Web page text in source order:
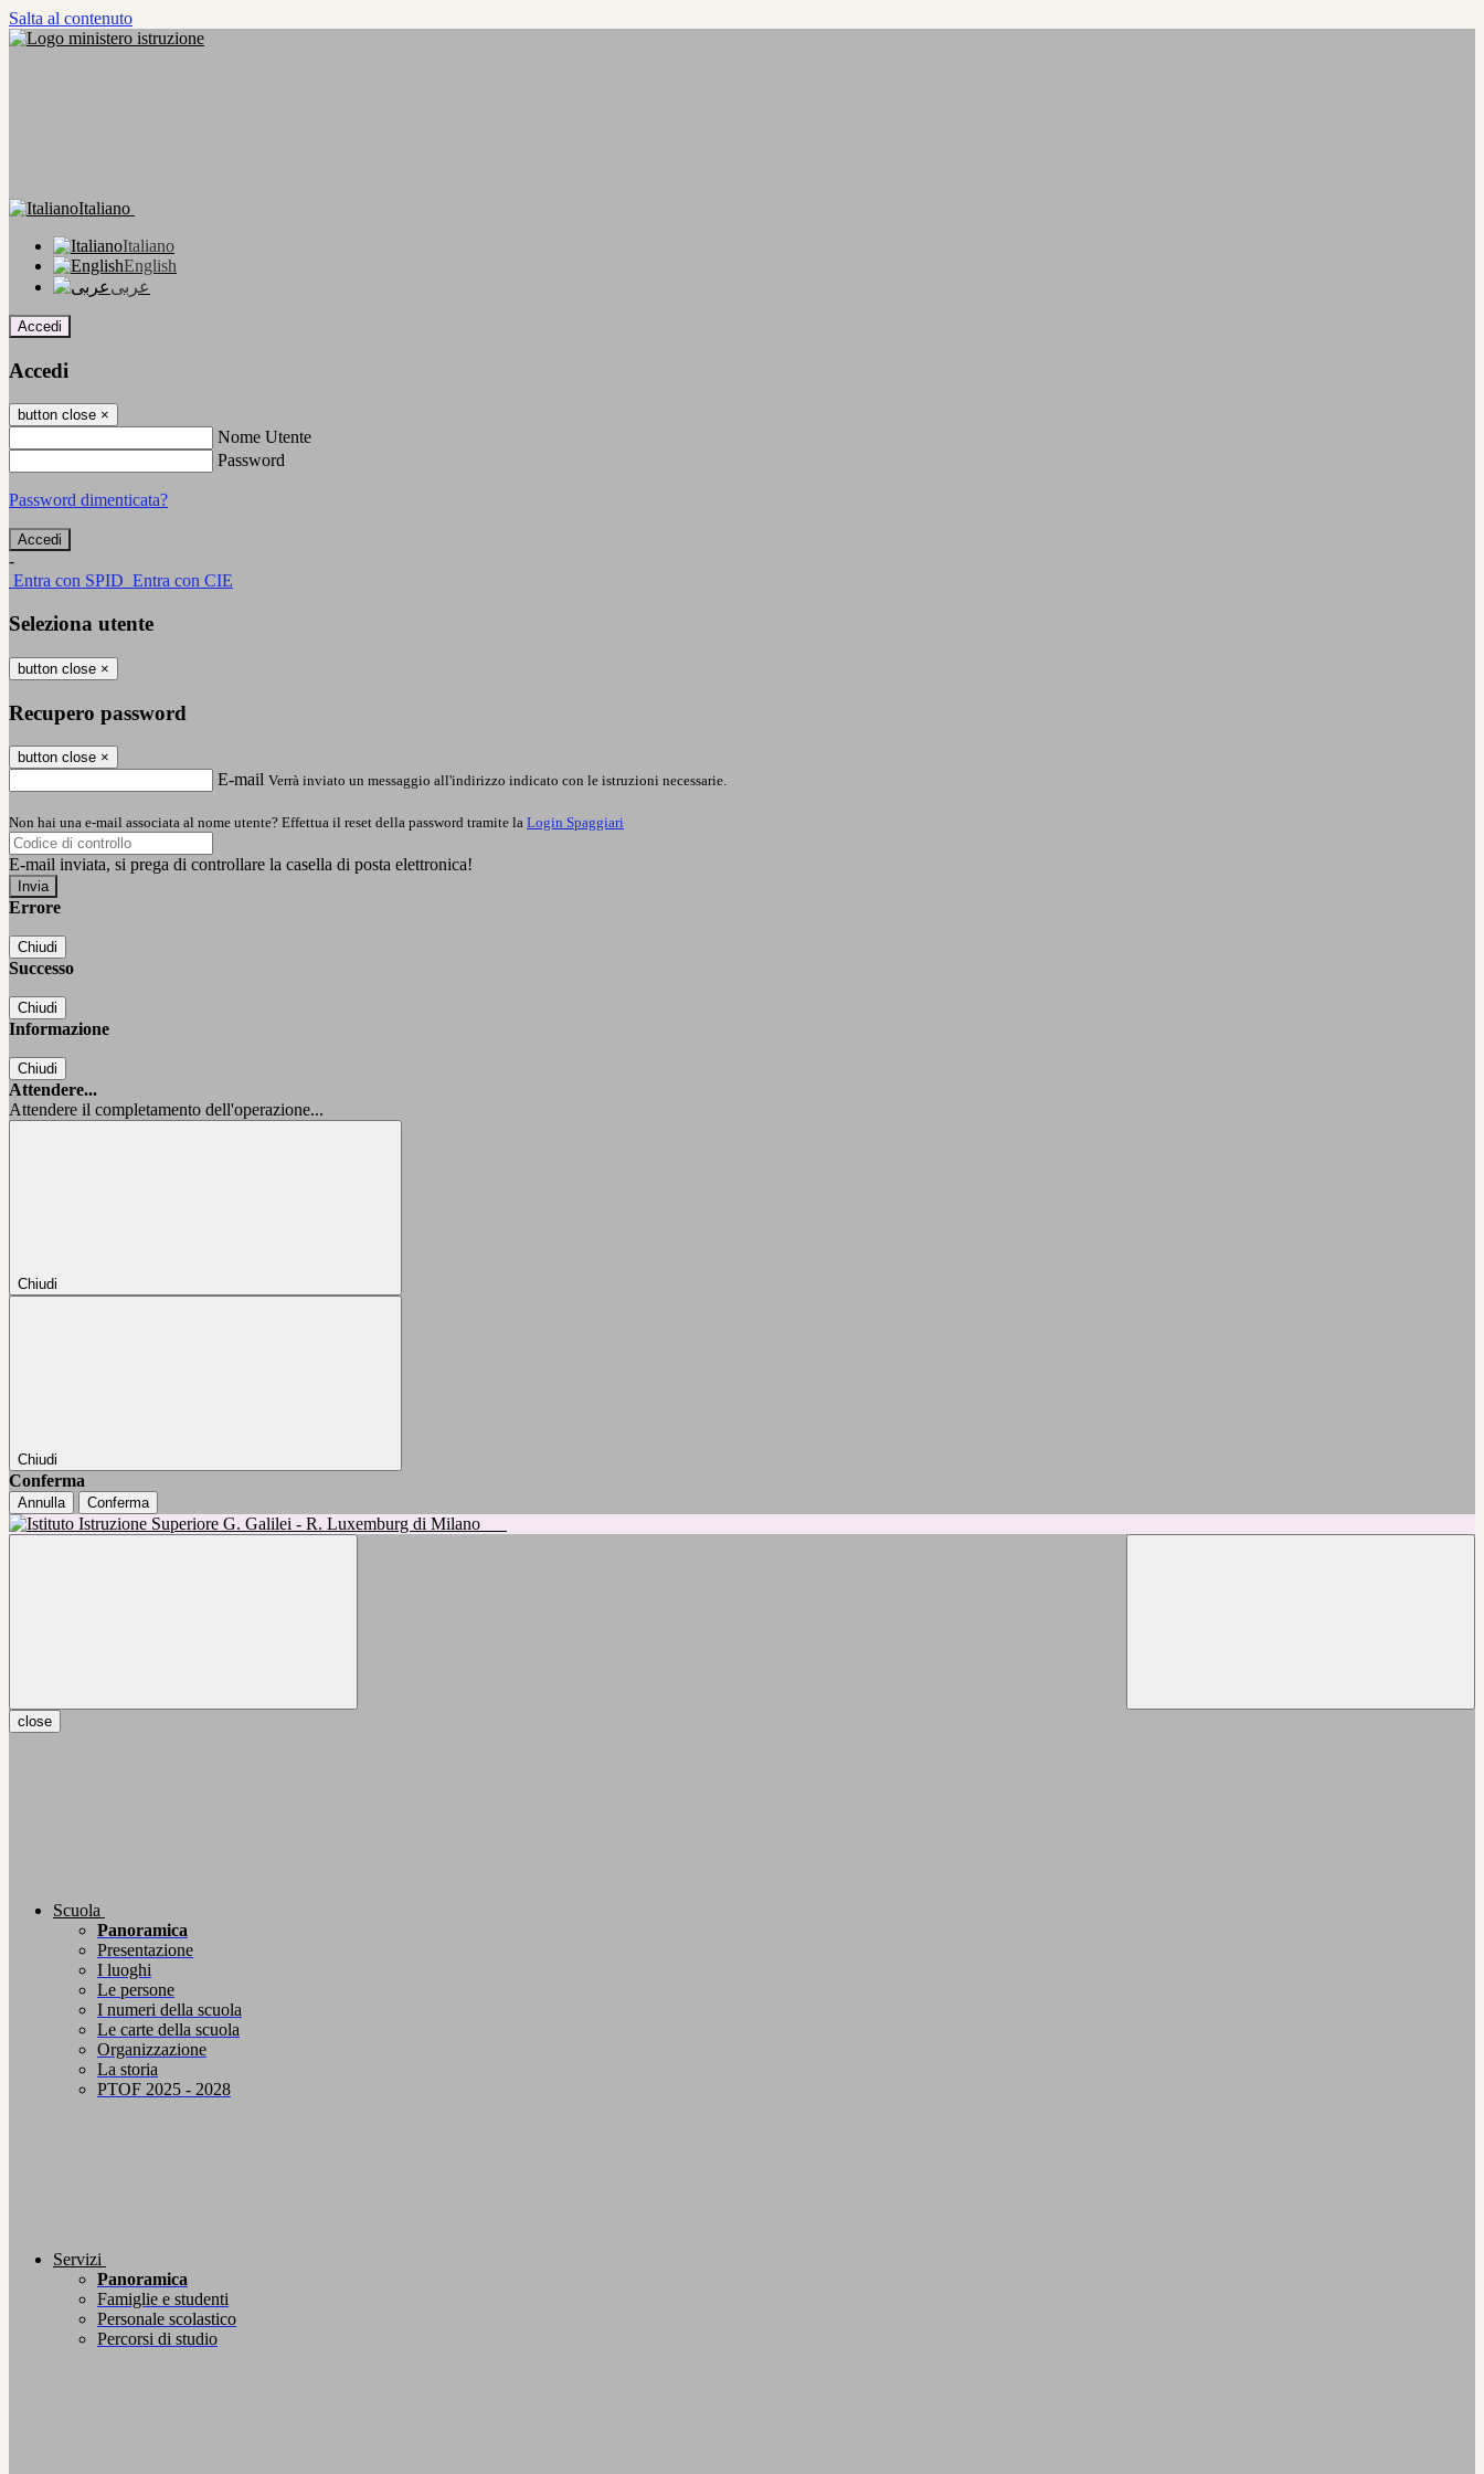
Salta al contenuto
Italiano
Italiano
English
عربى
Accedi
Accedi
button close ×
Nome Utente
Password
Password dimenticata?
-
Entra con SPID Entra con CIE
Seleziona utente
button close ×
Recupero password
button close ×
E-mail Verrà inviato un messaggio all'indirizzo indicato con le istruzioni necessarie.
Non hai una e-mail associata al nome utente? Effettua il reset della password tramite la Login Spaggiari
E-mail inviata, si prega di controllare la casella di posta elettronica!
Errore
Chiudi
Successo
Chiudi
Informazione
Chiudi
Attendere...
Attendere il completamento dell'operazione...
Chiudi
Chiudi
Conferma
Annulla Conferma
close
Scuola
Panoramica
Presentazione
I luoghi
Le persone
I numeri della scuola
Le carte della scuola
Organizzazione
La storia
PTOF 2025 - 2028
Servizi
Panoramica
Famiglie e studenti
Personale scolastico
Percorsi di studio